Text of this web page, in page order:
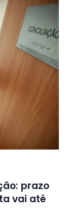
prazo
vai até